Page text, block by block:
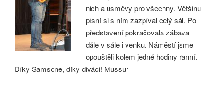
nich a úsměvy pro všechny. Většinu
písní si s ním zazpíval celý sál. Po
představení pokračovala zábava
dále v sále i venku. Náměstí jsme
opouštěli kolem jedné hodiny ranní.
Díky Samsone, díky diváci! Mussur